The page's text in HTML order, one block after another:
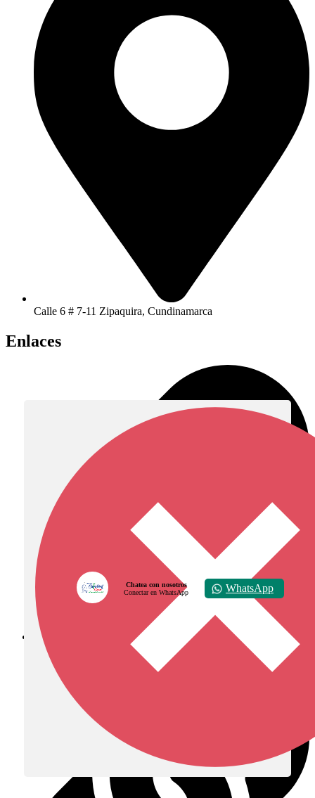
Calle 6 # 7-11 Zipaquira, Cundinamarca
Enlaces
Diócesis de Zipaquirá
Chatea con nosotros
Conectar en WhatsApp
WhatsApp